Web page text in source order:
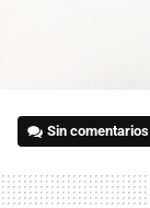
Sin comentarios